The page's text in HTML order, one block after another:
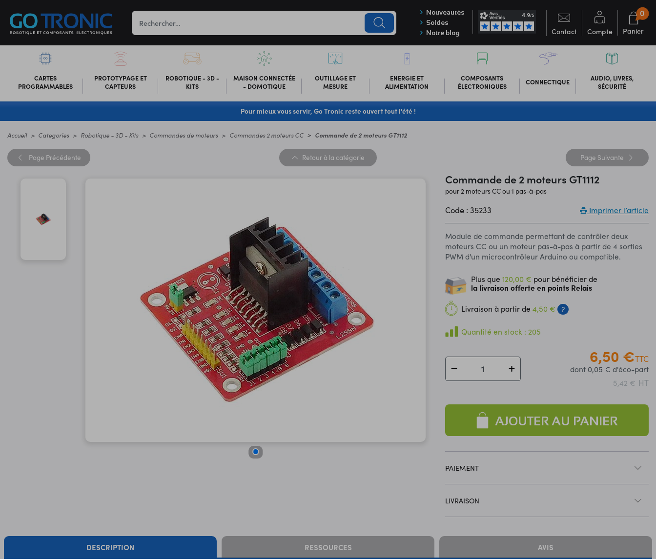
Nouveautés
Soldes
Notre blog
Contact Compte Panier
0
CARTES
PROGRAMMABLES
PROTOTYPAGE ET
CAPTEURS
ROBOTIQUE - 3D -
KITS
MAISON CONNECTÉE
- DOMOTIQUE
OUTILLAGE ET
MESURE
ENERGIE ET
ALIMENTATION
COMPOSANTS
ÉLECTRONIQUES
CONNECTIQUE
AUDIO, LIVRES,
SÉCURITÉ
Pour mieux vous servir, Go Tronic reste ouvert tout l'été !
Accueil Categories Robotique - 3D - Kits Commandes de moteurs Commandes 2 moteurs CC Commande de 2 moteurs GT1112
Page Précédente Retour à la catégorie Page Suivante
Commande de 2 moteurs GT1112
pour 2 moteurs CC ou 1 pas-à-pas
Code : 35233 Imprimer l’article
Module de commande permettant de contrôler deux
moteurs CC ou un moteur pas-à-pas à partir de 4 sorties
PWM d'un microcontrôleur Arduino ou compatible.
Plus que120,00 € pour bénéficier de
la livraison offerte en points Relais
Livraison à partir de4,50 € ?
Quantité en stock : 205
6,50 €TTC
dont 0,05 € d'éco-part
5,42 € HT
AJOUTER AU PANIER
PAIEMENT
LIVRAISON
DESCRIPTION RESSOURCES AVIS